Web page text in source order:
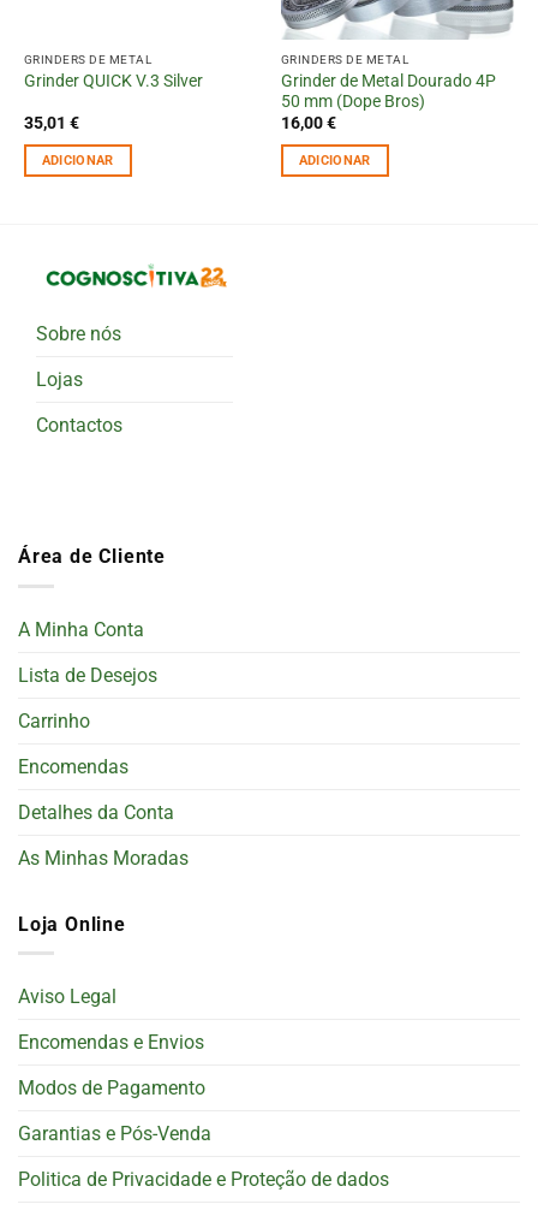
GRINDERS DE METAL
Grinder QUICK V.3 Silver
35,01 €
ADICIONAR
GRINDERS DE METAL
Grinder de Metal Dourado 4P
50 mm (Dope Bros)
16,00€
ADICIONAR
Sobre nós
Lojas
Contactos
Área de Cliente
A Minha Conta
Lista de Desejos
Carrinho
Encomendas
Detalhes da Conta
As Minhas Moradas
Loja Online
Aviso Legal
Encomendas e Envios
Modos de Pagamento
Garantias e Pós-Venda
Politica de Privacidade e Proteção de dados